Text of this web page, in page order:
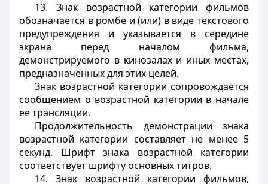
13. Знак возрастной категории фильмов
обозначается в ромбе и (или) в виде текстового
предупреждения и указывается в середине
экрана перед началом фильма,
демонстрируемого в кинозалах и иных местах,
предназначенных для этих целей.
Знак возрастной категории сопровождается
сообщением о возрастной категории в начале
ее трансляции.
Продолжительность демонстрации знака
возрастной категории составляет не менее 5
секунд. Шрифт знака возрастной категории
соответствует шрифту основных титров.
14. Знак возрастной категории фильмов,